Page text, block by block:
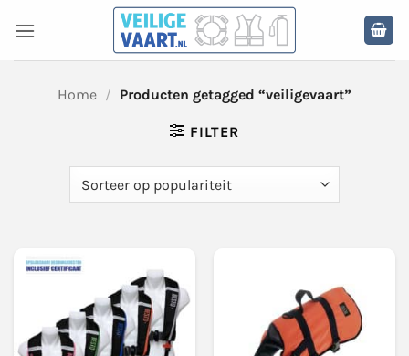
naar
inhoud
Home / Producten getagged “veiligevaart”
FILTER